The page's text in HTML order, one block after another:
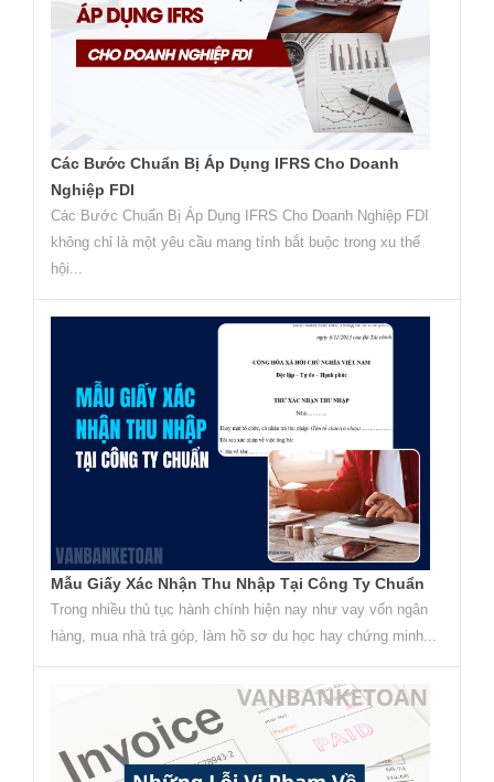
Các Bước Chuẩn Bị Áp Dụng IFRS Cho Doanh
Nghiệp FDI
Các Bước Chuẩn Bị Áp Dụng IFRS Cho Doanh Nghiệp FDI
không chỉ là một yêu cầu mang tính bắt buộc trong xu thế
hội...
Mẫu Giấy Xác Nhận Thu Nhập Tại Công Ty Chuẩn
Trong nhiều thủ tục hành chính hiện nay như vay vốn ngân
hàng, mua nhà trả góp, làm hồ sơ du học hay chứng minh...